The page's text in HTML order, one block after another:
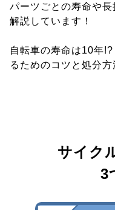
パーツごとの寿命や
解説しています！
自転車の寿命は10年
るためのコツと処分方
サイク
3